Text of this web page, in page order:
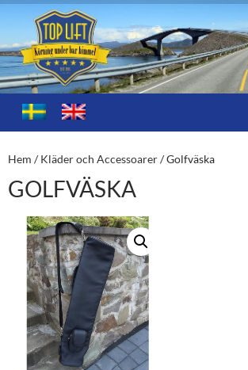
Toplift.se – för körning under bar
HOPPA
TILL
Hem /Kläder och Accessoarer/ Golfväska
GOLFVÄSKA